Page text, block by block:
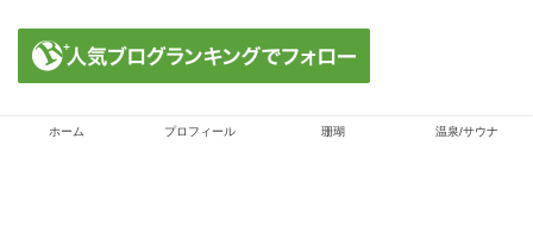
ホーム プロフィール 珊瑚 温泉/サウナ